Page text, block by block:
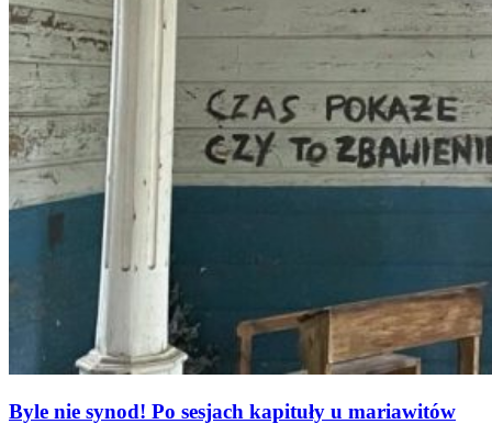
Byle nie synod! Po sesjach kapituły u mariawitów